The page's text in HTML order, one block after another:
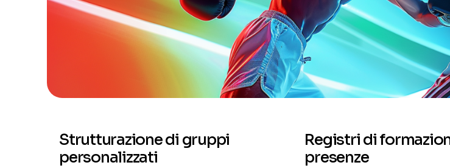
Strutturazione di gruppi
personalizzati
Registri di
presenze